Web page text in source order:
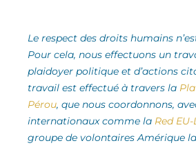
Le respect des droits humains
Pour cela, nous effectuons un
plaidoyer politique et d’actions
travail est effectué à travers la
Pérou, que nous coordonnons,
internationaux comme la Red EU-
groupe de volontaires Amérique